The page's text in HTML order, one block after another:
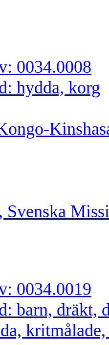
0034.0008
hydda, korg
Svenska
0034.0019
barn, dräkt,